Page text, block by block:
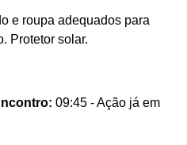
e roupa adequados para
Protetor solar.
09:45 - Ação já em